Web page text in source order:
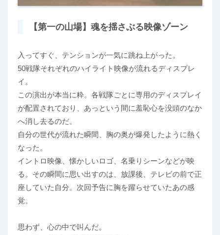
【第一の山場】魂を揺さぶる映像ゾーン
入ってすぐ、テンションが一気に跳ね上がった。
50戦隊それぞれのハイライト映像が流れるディスプレ
イ。
この演出が本当に粋。各戦隊ごとに専用のディスプレイ
が配置されており、あっという間に羞恥心を没頭のなか
へ消し去るのだ。
自分の世代が流れた瞬間、胸の奥が爆発したように熱く
なった。
イントロ映像、懐かしいロゴ、名乗りシーンなどが映
る。その瞬間に思い出すのは、放課後、テレビの前で正
座していた自分。次回予告に胸を躍らせていたあの感
覚。
思わず、心の中で叫んだ。